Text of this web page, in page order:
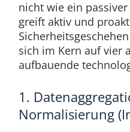
nicht wie ein
greift aktiv und
sich im Kern auf vier
aufbauende
1.
Normalisierung